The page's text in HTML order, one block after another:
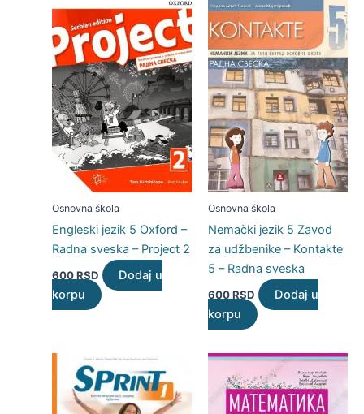
Osnovna škola
Engleski jezik 5 Oxford –
Radna sveska – Project 2
600RSD
Dodaj u
korpu
Osnovna škola
Nemački jezik 5 Zavod
za udžbenike – Kontakte
5 – Radna sveska
600RSD
Dodaj u
korpu